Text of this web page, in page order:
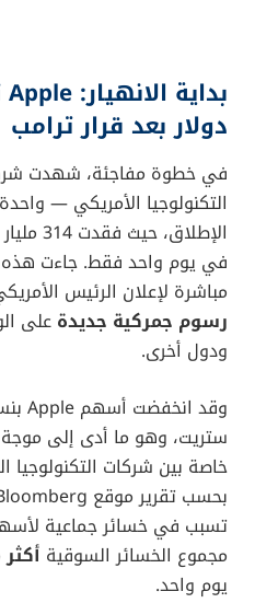
دولار بعد قرار ترامب
التكنولوجيا الأمريكي —
في يوم واحد فقط. جاءت هذه
مباشرة لإعلان الرئيس
رسوم جمركية جديدة على
ودول أخرى.
ستريت، وهو ما أدى إلى
خاصة بين شركات التكنولوجيا
تسبب في خسائر جماعية
مجموع الخسائر السوقية
يوم واحد.